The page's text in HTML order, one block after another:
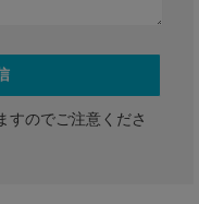
すのでご注意くださ